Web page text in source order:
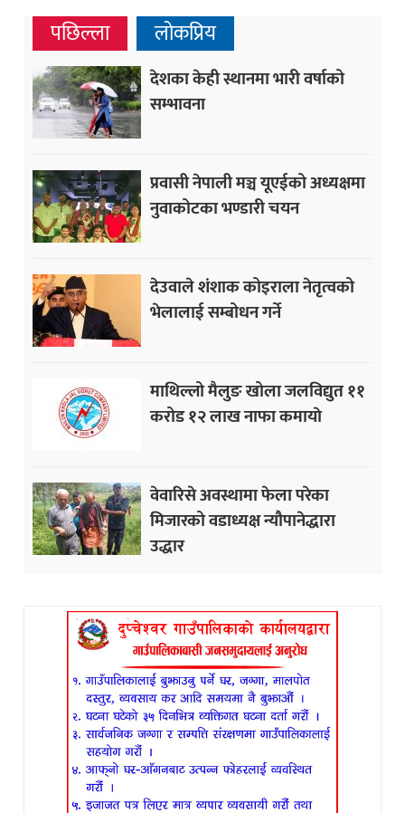
पछिल्ला लोकप्रिय
देशका केही स्थानमा भारी वर्षाको
सम्भावना
प्रवासी नेपाली मञ्च यूएईको अध्यक्षमा
नुवाकोटका भण्डारी चयन
देउवाले शंशाक कोइराला नेतृत्वको
भेलालाई सम्बोधन गर्ने
माथिल्लो मैलुङ खोला जलविद्युत ११
करोड १२ लाख नाफा कमायाे
वेवारिसे अवस्थामा फेला परेका
मिजारको वडाध्यक्ष न्यौपानेद्धारा
उद्धार